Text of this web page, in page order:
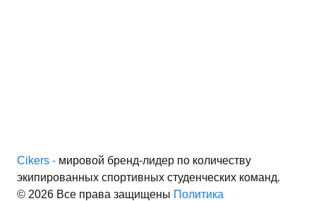
Cikers - мировой бренд-лидер по количеству
экипированных спортивных студенческих команд.
© 2026 Все права защищены Политика